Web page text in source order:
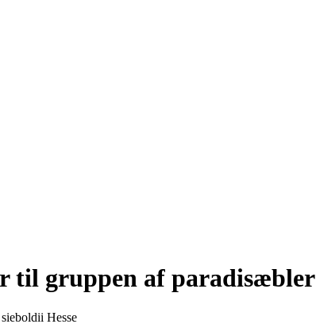
til gruppen af paradisæbler